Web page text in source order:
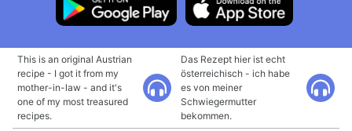
This is an original Austrian
recipe - I got it from my
mother-in-law - and it's
one of my most treasured
recipes.
Das Rezept hier ist echt
österreichisch - ich habe
es von meiner
Schwiegermutter
bekommen.